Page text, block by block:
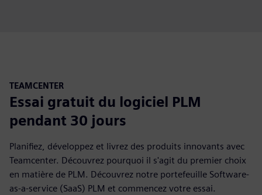
TEAMCENTER
Essai gratuit du logiciel PLM
pendant 30 jours
Planifiez, développez et livrez des produits innovants avec
Teamcenter. Découvrez pourquoi il s'agit du premier choix
en matière de PLM. Découvrez notre portefeuille Software-
as-a-service (SaaS) PLM et commencez votre essai.